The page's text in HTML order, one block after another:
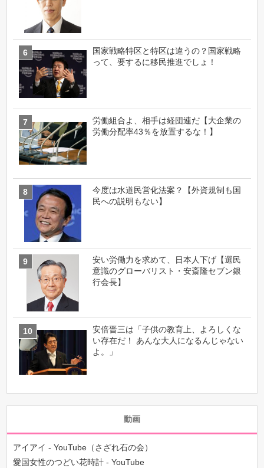
国家戦略特区と特区は違うの？国家戦略
って、要するに移民推進でしょ！
労働組合よ、相手は経団連だ【大企業の
労働分配率43％を放置するな！】
今度は水道民営化法案？【外資規制も国
民への説明もない】
安い労働力を求めて、日本人下げ【選民
意識のグローバリスト・安斎隆セブン銀
行会長】
安倍晋三は「子供の教育上、よろしくな
い存在だ！ あんな大人になるんじゃない
よ。」
動画
アイアイ - YouTube（さざれ石の会）
愛国女性のつどい花時計 - YouTube